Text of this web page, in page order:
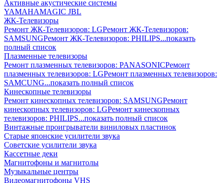
Активные акустические системы
YAMAHAMAGIC JBL
ЖК-Телевизоры
Ремонт ЖК-Телевизоров: LGРемонт ЖК-Телевизоров:
SAMSUNGРемонт ЖК-Телевизоров: PHILIPS...показать
полный список
Плазменные телевизоры
Ремонт плазменных телевизоров: PANASONICРемонт
плазменных телевизоров: LGРемонт плазменных телевизоров:
SAMCUNG...показать полный список
Кинескопные телевизоры
Ремонт кинескопных телевизоров: SAMSUNGРемонт
кинескопных телевизоров: LGРемонт кинескопных
телевизоров: PHILIPS...показать полный список
Винтажные проигрыватели виниловых пластинок
Старые японские усилители звука
Советские усилители звука
Кассетные деки
Магнитофоны и магнитолы
Музыкальные центры
Видеомагнитофоны VHS